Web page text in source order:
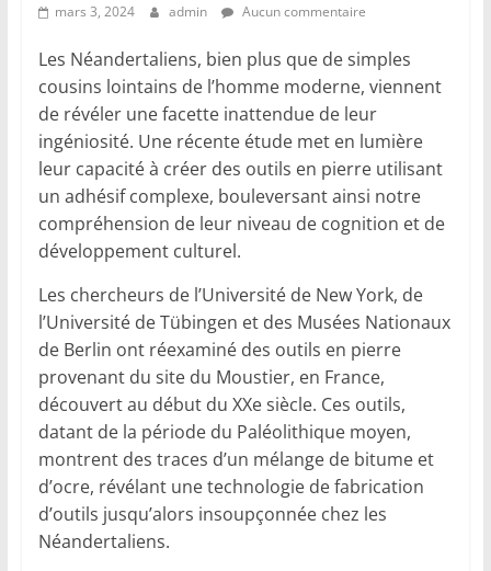
mars 3, 2024 admin Aucun commentaire
Les Néandertaliens, bien plus que de simples
cousins lointains de l’homme moderne, viennent
de révéler une facette inattendue de leur
ingéniosité. Une récente étude met en lumière
leur capacité à créer des outils en pierre utilisant
un adhésif complexe, bouleversant ainsi notre
compréhension de leur niveau de cognition et de
développement culturel.
Les chercheurs de l’Université de New York, de
l’Université de Tübingen et des Musées Nationaux
de Berlin ont réexaminé des outils en pierre
provenant du site du Moustier, en France,
découvert au début du XXe siècle. Ces outils,
datant de la période du Paléolithique moyen,
montrent des traces d’un mélange de bitume et
d’ocre, révélant une technologie de fabrication
d’outils jusqu’alors insoupçonnée chez les
Néandertaliens.